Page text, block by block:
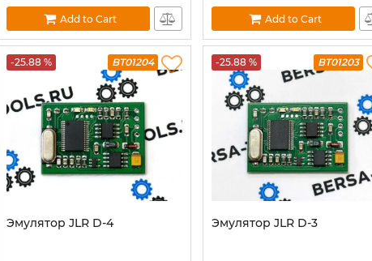
Add to Cart Add to Cart
-25.88 % BT01204
Эмулятор JLR D-4
-25.88 % BT01203
Эмулятор JLR D-3